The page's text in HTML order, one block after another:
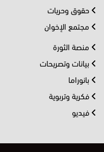
حقوق وحريات
مجتمع الإخوان
منصة الثورة
بيانات وتصريحات
بانوراما
فكرية وتربوية
فيديو